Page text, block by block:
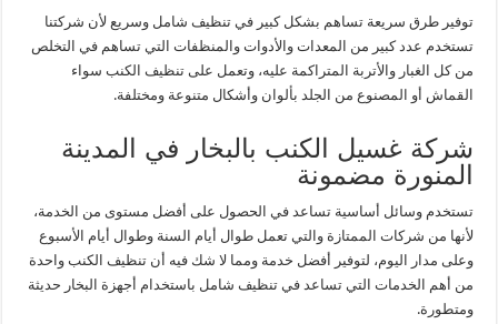
توفير طرق سريعة تساهم بشكل كبير في تنظيف شامل وسريع لأن شركتنا
تستخدم عدد كبير من المعدات والأدوات والمنظفات التي تساهم في التخلص
من كل الغبار والأتربة المتراكمة عليه، وتعمل على تنظيف الكنب سواء
القماش أو المصنوع من الجلد بألوان وأشكال متنوعة ومختلفة.
شركة غسيل الكنب بالبخار في المدينة
المنورة مضمونة
تستخدم وسائل أساسية تساعد في الحصول على أفضل مستوى من الخدمة،
لأنها من شركات الممتازة والتي تعمل طوال أيام السنة وطوال أيام الأسبوع
وعلى مدار اليوم، لتوفير أفضل خدمة ومما لا شك فيه أن تنظيف الكنب واحدة
من أهم الخدمات التي تساعد في تنظيف شامل باستخدام أجهزة البخار حديثة
ومتطورة.